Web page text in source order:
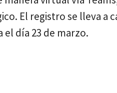
El registro se lleva a
día 23 de marzo.